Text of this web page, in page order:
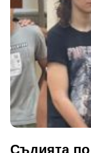
Съдията по